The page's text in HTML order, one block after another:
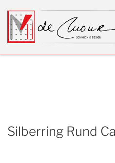
Inhalt
springen
Silberring Rund